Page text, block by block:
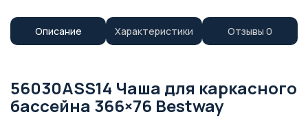
Описание Характеристики Отзывы 0
56030ASS14 Чаша для каркасного
бассейна 366×76 Bestway